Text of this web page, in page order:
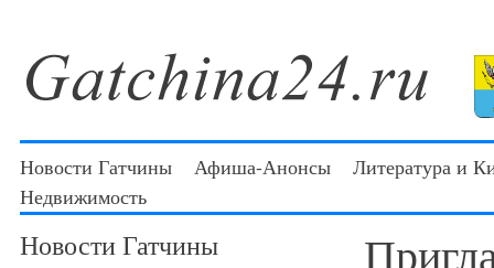
Новости Гатчины Афиша-Анонсы
Литература и
Недвижимость
Новости Гатчины